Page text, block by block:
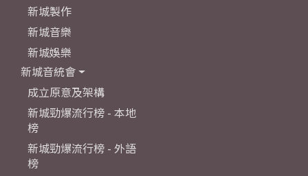
新城製作
新城音樂
新城娛樂
新城音統會
成立原意及架構
新城勁爆流行榜 - 本地
榜
新城勁爆流行榜 - 外語
榜